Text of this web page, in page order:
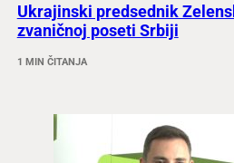
Ukrajinski predsednik
zvaničnoj poseti Srbiji
1 MIN ČITANJA